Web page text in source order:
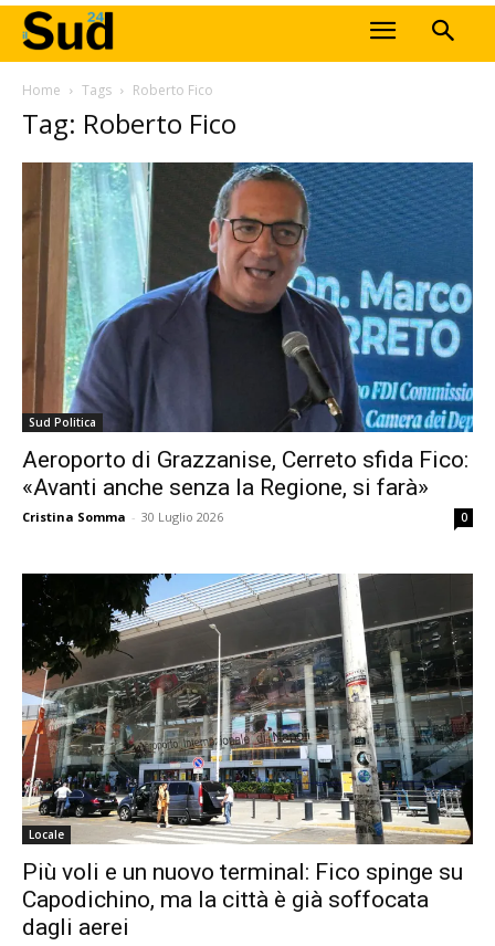
Home Tags Roberto Fico
Tag: Roberto Fico
Sud Politica
Aeroporto di Grazzanise, Cerreto sfida Fico:
«Avanti anche senza la Regione, si farà»
Cristina Somma - 30 Luglio 2026 0
Locale
Più voli e un nuovo terminal: Fico spinge su
Capodichino, ma la città è già soffocata
dagli aerei